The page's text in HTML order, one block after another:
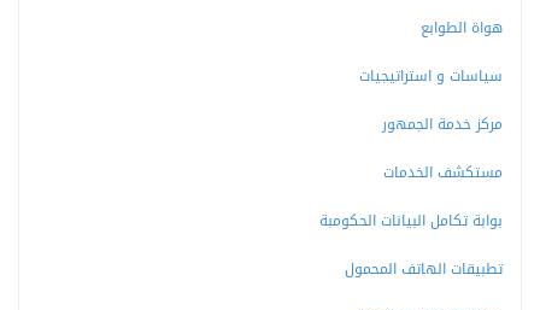
هواة الطوابع
سياسات و استراتيجيات
مركز خدمة الجمهور
مستكشف الخدمات
بوابة تكامل البيانات الحكومبة
تطبيقات الهاتف المحمول